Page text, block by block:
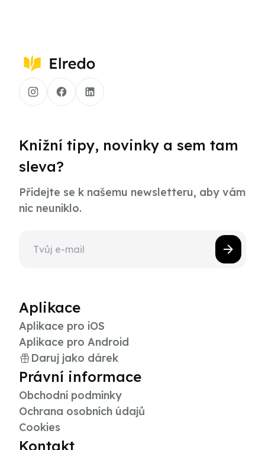
Knižní tipy, novinky a sem tam
sleva?
Přidejte se k našemu newsletteru, aby vám
nic neuniklo.
Aplikace
Aplikace pro iOS
Aplikace pro Android
Daruj jako dárek
Právní informace
Obchodní podmínky
Ochrana osobních údajů
Cookies
Kontakt